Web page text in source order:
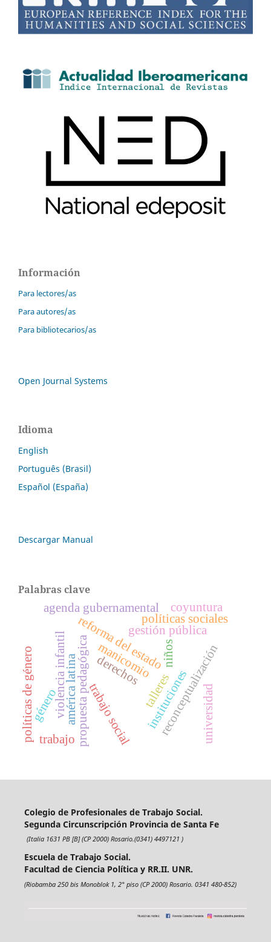
Información
Para lectores/as
Para autores/as
Para bibliotecarios/as
Open Journal Systems
Idioma
English
Português (Brasil)
Español (España)
Descargar Manual
Palabras clave
talleres
trabajo social
propuesta pedagógica instituciones
reconceptualización
américa latina
reforma del estadogestión pública
violencia infantil universidad
políticas sociales
género
agenda gubernamental
políticas de género manicomio niños
derechos
coyuntura
trabajo
Colegio de Profesionales de Trabajo Social.
Segunda Circunscripción Provincia de Santa Fe
(Italia 1631 PB [B] (CP 2000) Rosario.(0341) 4497121 )
Escuela de Trabajo Social.
Facultad de Ciencia Política y RR.II. UNR.
(Riobamba 250 bis Monoblok 1, 2° piso (CP 2000) Rosario. 0341 480-852)